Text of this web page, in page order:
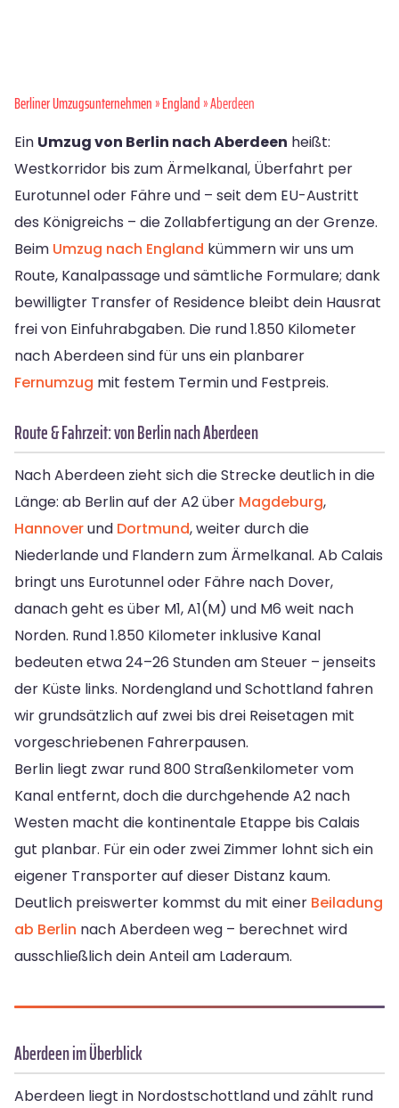
Berliner Umzugsunternehmen»England» Aberdeen
Ein Umzug von Berlin nach Aberdeen heißt:
Westkorridor bis zum Ärmelkanal, Überfahrt per
Eurotunnel oder Fähre und – seit dem EU-Austritt
des Königreichs – die Zollabfertigung an der Grenze.
Beim Umzug nach England kümmern wir uns um
Route, Kanalpassage und sämtliche Formulare; dank
bewilligter Transfer of Residence bleibt dein Hausrat
frei von Einfuhrabgaben. Die rund 1.850 Kilometer
nach Aberdeen sind für uns ein planbarer
Fernumzug mit festem Termin und Festpreis.
Route & Fahrzeit: von Berlin nach Aberdeen
Nach Aberdeen zieht sich die Strecke deutlich in die
Länge: ab Berlin auf der A2 über Magdeburg,
Hannoverund Dortmund, weiter durch die
Niederlande und Flandern zum Ärmelkanal. Ab Calais
bringt uns Eurotunnel oder Fähre nach Dover,
danach geht es über M1, A1(M) und M6 weit nach
Norden. Rund 1.850 Kilometer inklusive Kanal
bedeuten etwa 24–26 Stunden am Steuer – jenseits
der Küste links. Nordengland und Schottland fahren
wir grundsätzlich auf zwei bis drei Reisetagen mit
vorgeschriebenen Fahrerpausen.
Berlin liegt zwar rund 800 Straßenkilometer vom
Kanal entfernt, doch die durchgehende A2 nach
Westen macht die kontinentale Etappe bis Calais
gut planbar. Für ein oder zwei Zimmer lohnt sich ein
eigener Transporter auf dieser Distanz kaum.
Deutlich preiswerter kommst du mit einer Beiladung
ab Berlin nach Aberdeen weg – berechnet wird
ausschließlich dein Anteil am Laderaum.
Aberdeen im Überblick
Aberdeen liegt in Nordostschottland und zählt rund